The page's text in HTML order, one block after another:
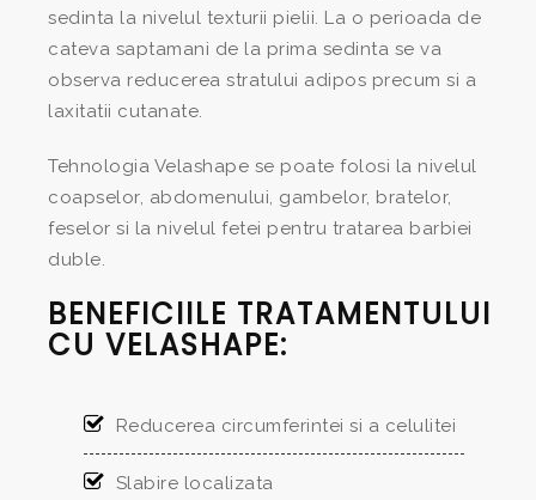
sedinta la nivelul texturii pielii. La o perioada de
cateva saptamani de la prima sedinta se va
observa reducerea stratului adipos precum si a
laxitatii cutanate.
Tehnologia Velashape se poate folosi la nivelul
coapselor, abdomenului, gambelor, bratelor,
feselor si la nivelul fetei pentru tratarea barbiei
duble.
BENEFICIILE TRATAMENTULUI
CU VELASHAPE:
Reducerea circumferintei si a celulitei
Slabire localizata